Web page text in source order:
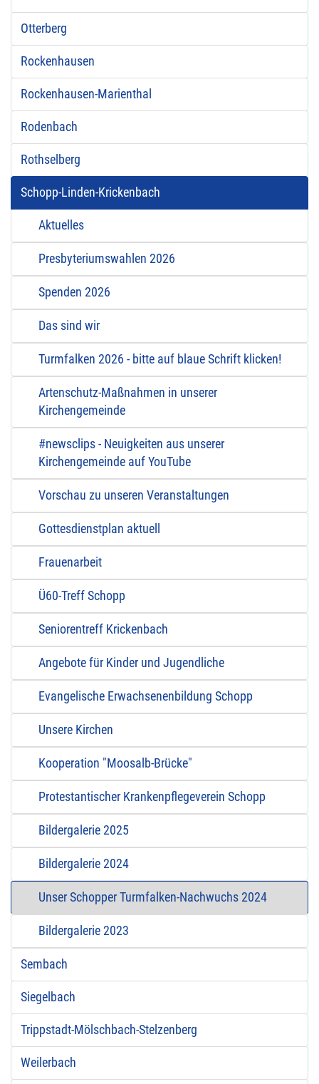
Otterberg
Rockenhausen
Rockenhausen-Marienthal
Rodenbach
Rothselberg
Schopp-Linden-Krickenbach
Aktuelles
Presbyteriumswahlen 2026
Spenden 2026
Das sind wir
Turmfalken 2026 - bitte auf blaue Schrift klicken!
Artenschutz-Maßnahmen in unserer
Kirchengemeinde
#newsclips - Neuigkeiten aus unserer
Kirchengemeinde auf YouTube
Vorschau zu unseren Veranstaltungen
Gottesdienstplan aktuell
Frauenarbeit
Ü60-Treff Schopp
Seniorentreff Krickenbach
Angebote für Kinder und Jugendliche
Evangelische Erwachsenenbildung Schopp
Unsere Kirchen
Kooperation "Moosalb-Brücke"
Protestantischer Krankenpflegeverein Schopp
Bildergalerie 2025
Bildergalerie 2024
Unser Schopper Turmfalken-Nachwuchs 2024
Bildergalerie 2023
Sembach
Siegelbach
Trippstadt-Mölschbach-Stelzenberg
Weilerbach